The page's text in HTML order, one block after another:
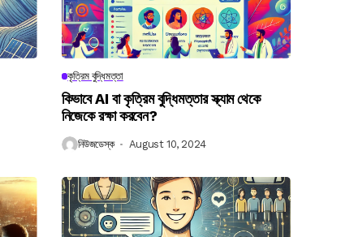
কৃত্রিম বুদ্ধিমত্তা
কিভাবে AI বা কৃত্রিম বুদ্ধিমত্তার স্ক্যাম থেকে
নিজেকে রক্ষা করবেন?
নিউজডেস্ক August 10, 2024